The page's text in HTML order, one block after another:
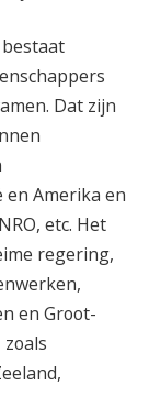
Dat zijn
Amerika en
etc. Het
regering,
en Groot-